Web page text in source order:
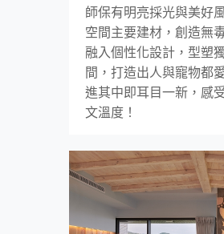
師保有明亮採光與美好
空間主要建材，創造無
融入個性化設計，型塑
間，打造出人與寵物都
進其中即耳目一新，感
文溫度！